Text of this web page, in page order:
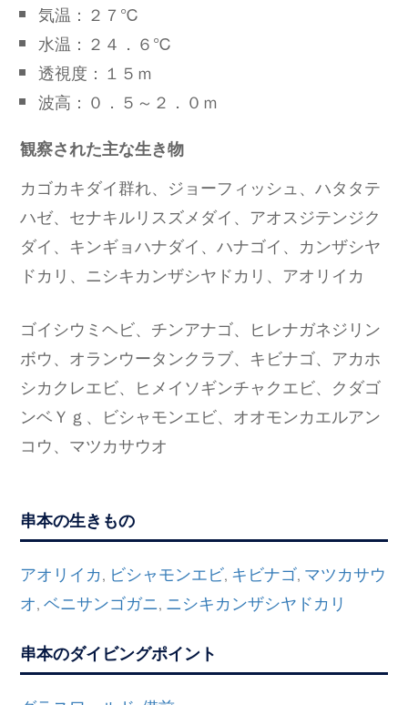
気温：２７℃
水温：２４．６℃
透視度：１５ｍ
波高：０．５～２．０ｍ
観察された主な生き物
カゴカキダイ群れ、ジョーフィッシュ、ハタタテ
ハゼ、セナキルリスズメダイ、アオスジテンジク
ダイ、キンギョハナダイ、ハナゴイ、カンザシヤ
ドカリ、ニシキカンザシヤドカリ、アオリイカ
ゴイシウミヘビ、チンアナゴ、ヒレナガネジリン
ボウ、オランウータンクラブ、キビナゴ、アカホ
シカクレエビ、ヒメイソギンチャクエビ、クダゴ
ンベＹｇ、ビシャモンエビ、オオモンカエルアン
コウ、マツカサウオ
串本の生きもの
アオリイカ, ビシャモンエビ, キビナゴ, マツカサウ
オ,ベニサンゴガニ, ニシキカンザシヤドカリ
串本のダイビングポイント